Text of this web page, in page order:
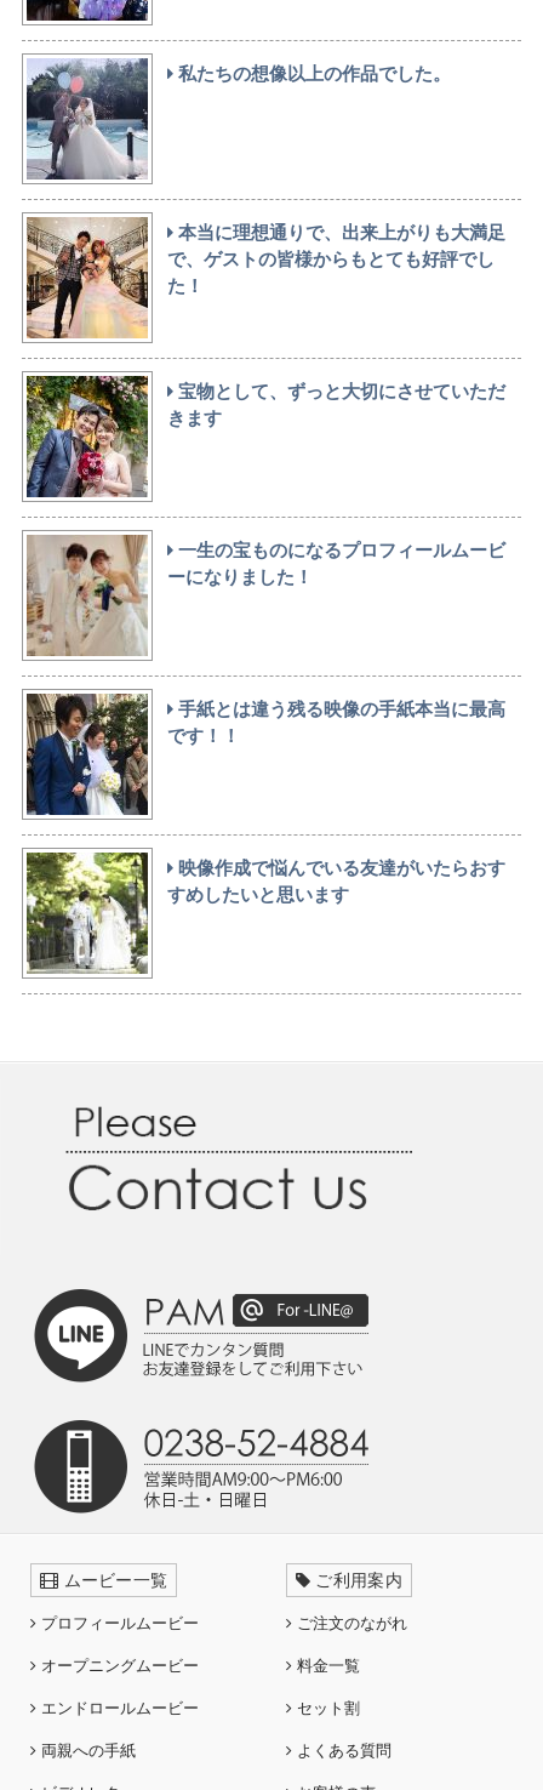
私たちの想像以上の作品でした。
本当に理想通りで、出来上がりも大満足
で、ゲストの皆様からもとても好評でし
た！
宝物として、ずっと大切にさせていただ
きます
一生の宝ものになるプロフィールムービ
ーになりました！
手紙とは違う残る映像の手紙本当に最高
です！！
映像作成で悩んでいる友達がいたらおす
すめしたいと思います
ムービー一覧
プロフィールムービー
オープニングムービー
エンドロールムービー
両親への手紙
ご利用案内
ご注文のながれ
料金一覧
セット割
よくある質問